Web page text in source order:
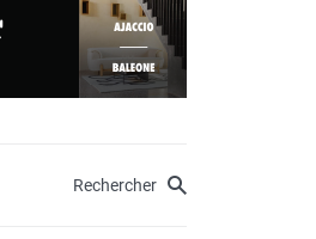
Rechercher